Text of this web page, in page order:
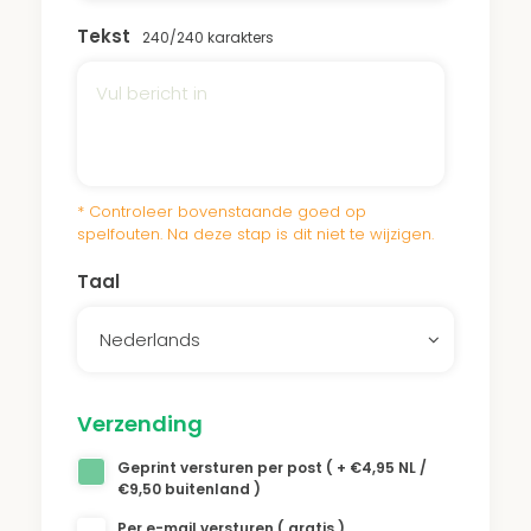
het Inge Levie-Philips Park draagt bij aan dit
onderhoud.
Tekst 240/240 karakters
* Controleer bovenstaande goed op
spelfouten. Na deze stap is dit niet te wijzigen.
Taal
Nederlands
Verzending
Geprint versturen per post ( + €4,95 NL /
€9,50 buitenland )